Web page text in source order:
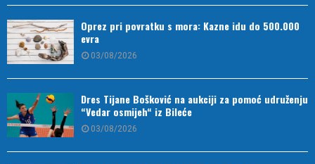
Oprez pri povratku s mora: Kazne idu do 500.000
evra
03/08/2026
Dres Tijane Bošković na aukciji za pomoć udruženju
“Vedar osmijeh“ iz Bileće
03/08/2026